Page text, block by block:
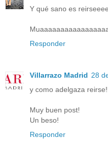
Y qué sano es
Responder
Villarrazo Madrid 28
y como adelgaza
Muy buen post!
Un beso!
Responder